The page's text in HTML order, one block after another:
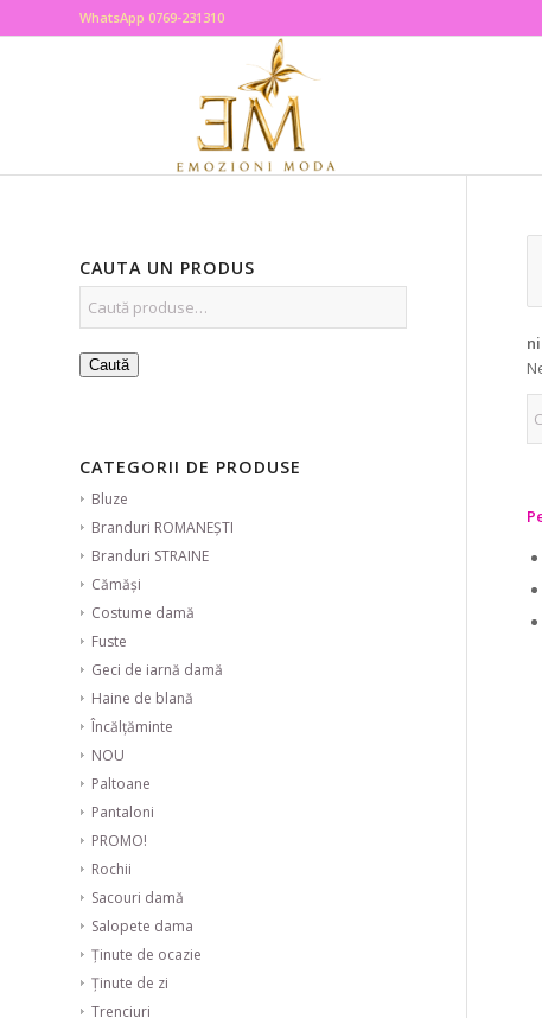
WhatsApp 0769-231310
CAUTA UN PRODUS
Caută
CATEGORII DE PRODUSE
Bluze
Branduri ROMANEȘTI
Branduri STRAINE
Cămăși
Costume damă
Fuste
Geci de iarnă damă
Haine de blană
Încălțăminte
NOU
Paltoane
Pantaloni
PROMO!
Rochii
Sacouri damă
Salopete dama
Ținute de ocazie
Ținute de zi
Trenciuri